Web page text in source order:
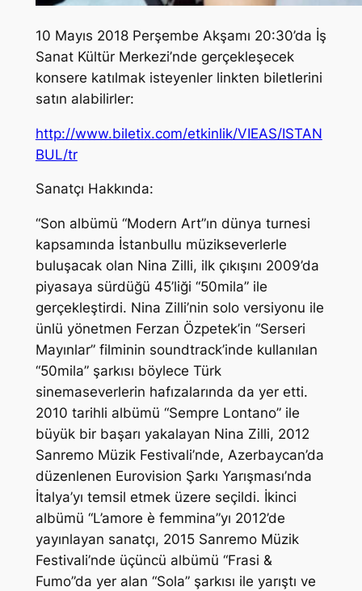
10 Mayıs 2018 Perşembe Akşamı 20:30’da İş
Sanat Kültür Merkezi’nde gerçekleşecek
konsere katılmak isteyenler linkten biletlerini
satın alabilirler:
http://www.biletix.com/etkinlik/VIEAS/ISTAN
BUL/tr
Sanatçı Hakkında:
“Son albümü “Modern Art”ın dünya turnesi
kapsamında İstanbullu müzikseverlerle
buluşacak olan Nina Zilli, ilk çıkışını 2009’da
piyasaya sürdüğü 45’liği “50mila” ile
gerçekleştirdi. Nina Zilli’nin solo versiyonu ile
ünlü yönetmen Ferzan Özpetek’in “Serseri
Mayınlar” filminin soundtrack’inde kullanılan
“50mila” şarkısı böylece Türk
sinemaseverlerin hafızalarında da yer etti.
2010 tarihli albümü “Sempre Lontano” ile
büyük bir başarı yakalayan Nina Zilli, 2012
Sanremo Müzik Festivali’nde, Azerbaycan’da
düzenlenen Eurovision Şarkı Yarışması’nda
İtalya’yı temsil etmek üzere seçildi. İkinci
albümü “L’amore è femmina”yı 2012’de
yayınlayan sanatçı, 2015 Sanremo Müzik
Festivali’nde üçüncü albümü “Frasi &
Fumo”da yer alan “Sola” şarkısı ile yarıştı ve